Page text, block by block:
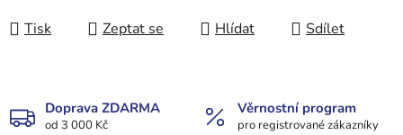
Tisk Zeptat se Hlídat Sdílet
Doprava ZDARMA
od 3 000 Kč
Věrnostní program
pro registrované zákazníky